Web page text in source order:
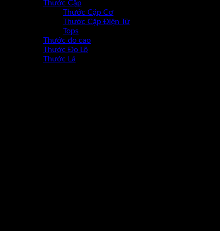
Thước Cặp
Thước Cặp Cơ
Thước Cặp Điện Tử
Tops
Thước đo cao
Thước Đo Lỗ
Thước Lá